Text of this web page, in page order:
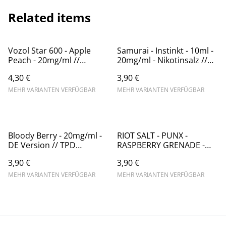
Related items
Vozol Star 600 - Apple
Peach - 20mg/ml //
4,30 €
MEHR VARIANTEN VERFÜGBAR
Samurai - Instinkt - 10ml -
20mg/ml - Nikotinsalz //
3,90 €
MEHR VARIANTEN VERFÜGBAR
Bloody Berry - 20mg/ml -
DE Version // TPD
3,90 €
MEHR VARIANTEN VERFÜGBAR
RIOT SALT - PUNX -
RASPBERRY GRENADE -
STEUERWARE
3,90 €
MEHR VARIANTEN VERFÜGBAR